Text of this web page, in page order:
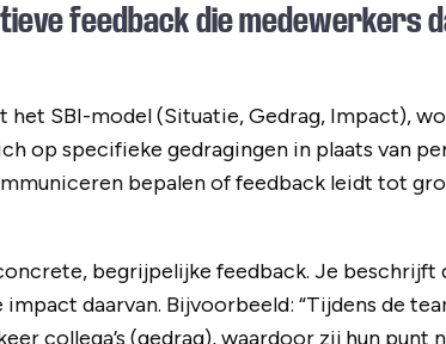
feedback die medewerkers
SBI-model (Situatie, Gedrag, Impact),
op specifieke gedragingen in plaats van
bepalen of feedback leidt tot
begrijpelijke feedback. Je beschrijft
daarvan. Bijvoorbeeld: “Tijdens de
collega’s (gedrag), waardoor zij hun punt